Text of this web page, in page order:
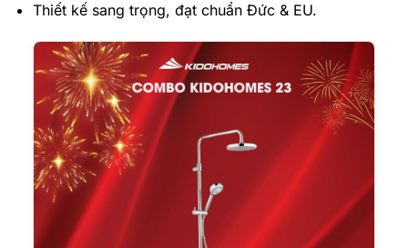
Thiết kế sang trọng, đạt chuẩn Đức & EU.